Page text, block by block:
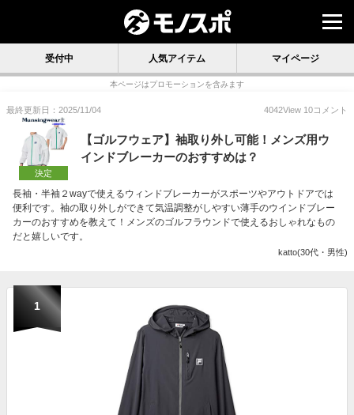
受付中 人気アイテム マイページ
本ページはプロモーションを含みます
最終更新日：2025/11/04 4042View 10コメント
決定
【ゴルフウェア】袖取り外し可能！メンズ用ウ
インドブレーカーのおすすめは？
長袖・半袖２wayで使えるウィンドブレーカーがスポーツやアウトドアでは
便利です。袖の取り外しができて気温調整がしやすい薄手のウインドブレー
カーのおすすめを教えて！メンズのゴルフラウンドで使えるおしゃれなもの
だと嬉しいです。
katto(30代・男性)
1